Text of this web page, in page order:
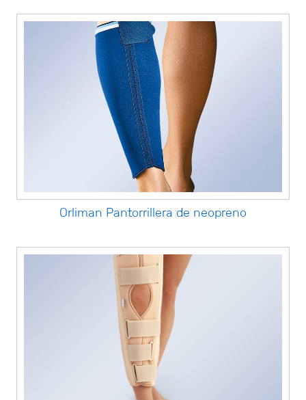
Orliman Pantorrillera de neopreno